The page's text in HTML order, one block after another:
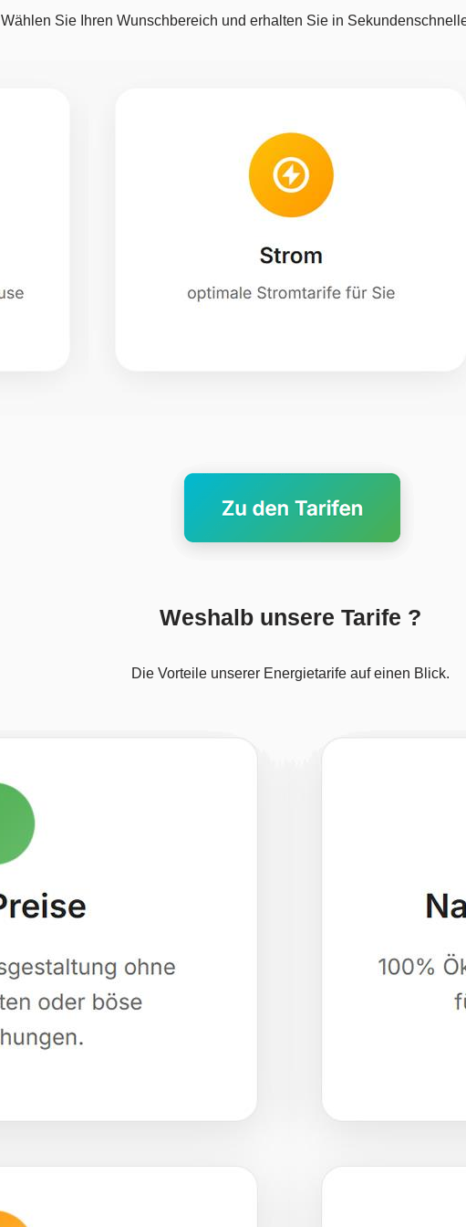
Wählen Sie Ihren Wunschbereich und erhalten Sie in
Weshalb unsere Tarife ?
Die Vorteile unserer Energietarife auf einen Blick.